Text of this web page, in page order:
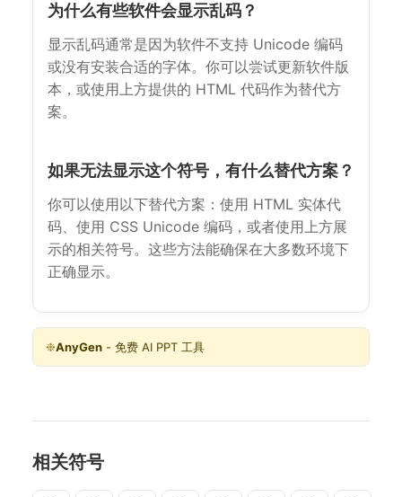
为什么有些软件会显示乱码？
显示乱码通常是因为软件不支持 Unicode 编码
或没有安装合适的字体。你可以尝试更新软件版
本，或使用上方提供的 HTML 代码作为替代方
案。
如果无法显示这个符号，有什么替代方案？
你可以使用以下替代方案：使用 HTML 实体代
码、使用 CSS Unicode 编码，或者使用上方展
示的相关符号。这些方法能确保在大多数环境下
正确显示。
❉AnyGen - 免费 AI PPT 工具
相关符号